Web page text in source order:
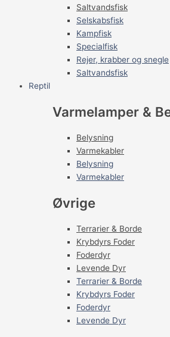
Saltvandsfisk
Selskabsfisk
Kampfisk
Specialfisk
Rejer, krabber og snegle
Saltvandsfisk
Reptil
Varmelamper &
Belysning
Varmekabler
Belysning
Varmekabler
Øvrige
Terrarier & Borde
Krybdyrs Foder
Foderdyr
Levende Dyr
Terrarier & Borde
Krybdyrs Foder
Foderdyr
Levende Dyr